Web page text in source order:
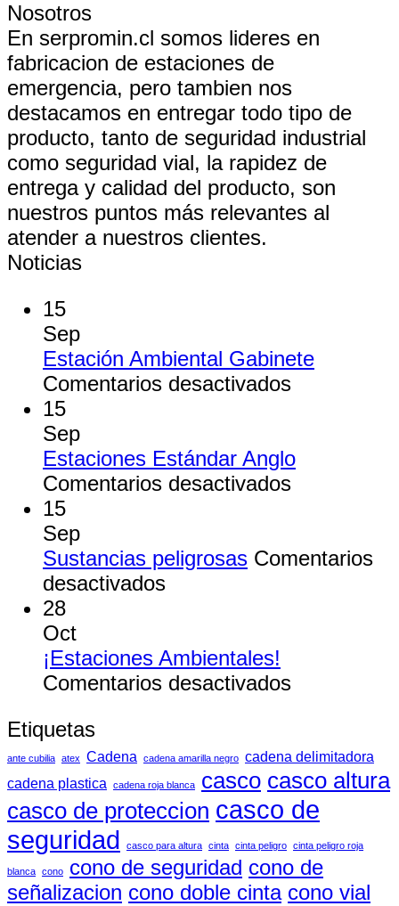
Nosotros
En serpromin.cl somos lideres en
fabricacion de estaciones de
emergencia, pero tambien nos
destacamos en entregar todo tipo de
producto, tanto de seguridad industrial
como seguridad vial, la rapidez de
entrega y calidad del producto, son
nuestros puntos más relevantes al
atender a nuestros clientes.
Noticias
15
Sep
Estación Ambiental Gabinete
Comentarios desactivadosen
Gabinete
15
Sep
Estaciones Estándar Anglo
Comentarios desactivadosen
Anglo
15
Sep
Sustancias peligrosas Comentarios
desactivadosen
28
Oct
¡Estaciones Ambientales!
Comentarios desactivadosen
Etiquetas
ante cubilia atex Cadena cadena amarilla negro cadena delimitadora
cadena plastica cadena roja blanca casco casco altura
casco de proteccion casco de
seguridad
casco para altura cinta cinta peligro cinta peligro roja
blanca cono cono de seguridad cono de
señalizacion cono doble cinta cono vial